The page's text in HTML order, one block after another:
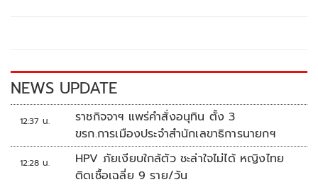
k k
NEWS UPDATE
12:37 น.
ราชกิจจาฯ แพร่คำสั่งอนุทิน ตั้ง 3
ขรก.การเมืองประจำสำนักเลขาธิการนายกฯ
12:28 น.
HPV ภัยเงียบใกล้ตัว ชะล่าใจไม่ได้ หญิงไทย
ติดเชื้อเฉลี่ย 9 ราย/วัน